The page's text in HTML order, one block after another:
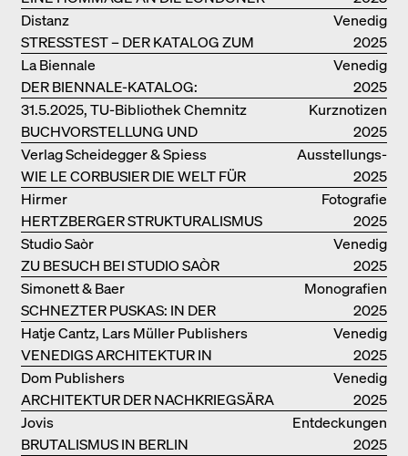
SOUTH BANK
Venedig
STRESSTEST – DER KATALOG ZUM
DEUTSCHEN PAVILLON IN VENEDIG
Distanz
2025
Venedig
DER BIENNALE-KATALOG:
INTELLIGENS. NATURAL. ARTIFICIAL.
COLLECTIVE
La Biennale
2025
Kurznotizen
BUCHVORSTELLUNG UND
PODIUMSDISKUSSION FREI OTTO
31.5.2025, TU-Bibliothek Chemnitz
2025
Ausstellungs­
kataloge
WIE LE CORBUSIER DIE WELT FÜR
SICH ORDNET
Verlag Scheidegger & Spiess
2025
Fotografie
HERTZBERGER STRUKTURALISMUS
Hirmer
2025
Venedig
ZU BESUCH BEI STUDIO SAÒR
Studio Saòr
2025
Monografien
SCHNEZTER PUSKAS: IN DER
DRITTEN GENERATION
Simonett & Baer
2025
Venedig
VENEDIGS ARCHITEKTUR IN
ELEMENTEN UND DIE STADT ALS
REALITÄT
Hatje Cantz, Lars Müller Publishers
2025
Venedig
ARCHITEKTUR DER NACHKRIEGSÄRA
IN VENEDIG
Dom Publishers
2025
Entdeckungen
BRUTALISMUS IN BERLIN
Jovis
2025